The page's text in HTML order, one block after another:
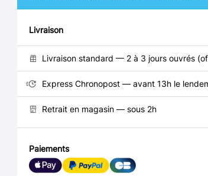
Livraison
Livraison standard — 2 à 3 jours ouvrés
Express Chronopost — avant 13h le
Retrait en magasin — sous 2h
Paiements